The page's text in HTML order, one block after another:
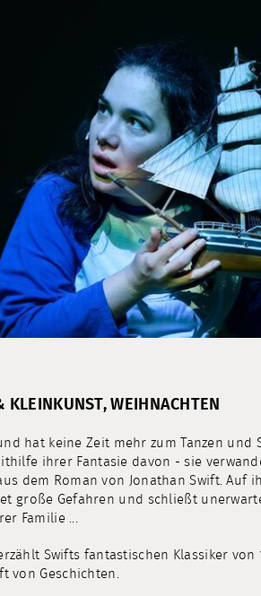
WEIHNACHTEN
hat keine Zeit mehr zum Tanzen und
ihrer Fantasie davon - sie
dem Roman von Jonathan Swift. Auf
große Gefahren und schließt
Familie ...
Swifts fantastischen Klassiker von
von Geschichten.